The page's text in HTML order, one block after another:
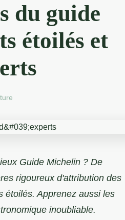
du guide
étoilés et
Guide Michelin ? De
rigoureux d'attribution des
étoilés. Apprenez aussi les
inoubliable.